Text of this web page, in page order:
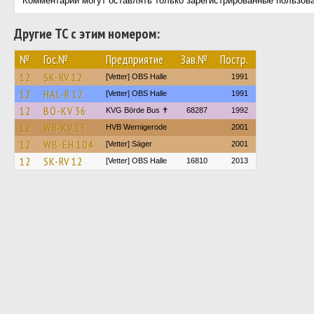
Другие ТС с этим номером:
№ Гос.№ Предприятие Зав.№ Постр.
12 SK-RV 12 [Vetter] OBS Halle 1991
12 HAL-R 12 [Vetter] OBS Halle 1991
12 BÖ-KV 36 KVG Börde Bus ✝︎ 68287 1992
12 WR-KV 15 HVB Wernigerode 2001
12 WB-EH 104 [Vetter] Säger 2001
12 SK-RV 12 [Vetter] OBS Halle 16810 2013